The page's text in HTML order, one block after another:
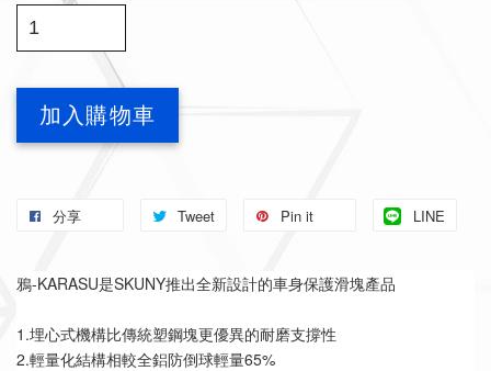
加入購物車
分享 Tweet Pin it LINE
鴉-KARASU是SKUNY推出全新設計的車身保護滑塊產品
1.埋心式機構比傳統塑鋼塊更優異的耐磨支撐性
2.輕量化結構相較全鋁防倒球輕量65%